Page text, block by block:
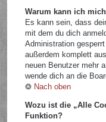
Warum kann ich
Es kann sein, dass
mit dem du dich
Administration
außerdem komplett
neuen Benutzer mehr
wende dich an die
Nach oben
Wozu ist die „Alle
Funktion?